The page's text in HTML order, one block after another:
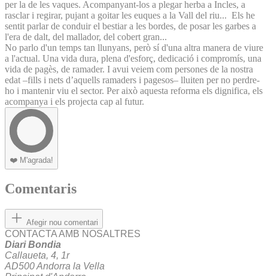
per la de les vaques. Acompanyant-los a plegar herba a Incles, a
rasclar i regirar, pujant a goitar les euques a la Vall del riu... Els he
sentit parlar de conduir el bestiar a les bordes, de posar les garbes a
l'era de dalt, del mallador, del cobert gran...
No parlo d'un temps tan llunyans, però sí d'una altra manera de viure
a l'actual. Una vida dura, plena d'esforç, dedicació i compromís, una
vida de pagès, de ramader. I avui veiem com persones de la nostra
edat –fills i nets d’aquells ramaders i pagesos– lluiten per no perdre-
ho i mantenir viu el sector. Per això aquesta reforma els dignifica, els
acompanya i els projecta cap al futur.
❤️ M'agrada!
Comentaris
Afegir nou comentari
CONTACTA AMB NOSALTRES
Diari Bondia
Callaueta, 4, 1r
AD500 Andorra la Vella